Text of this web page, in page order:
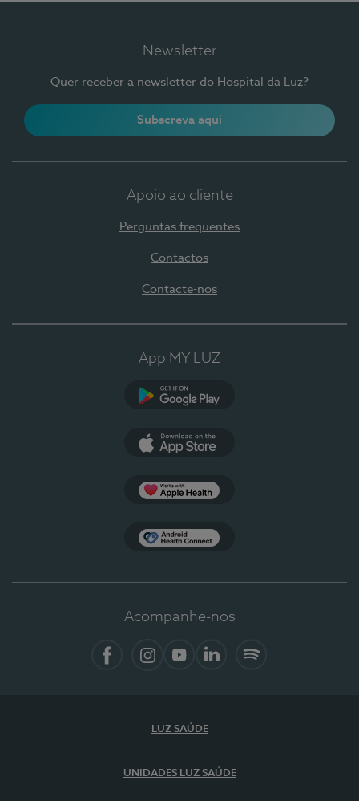
Newsletter
Quer receber a newsletter do Hospital da Luz?
Subscreva aqui
Apoio ao cliente
Perguntas frequentes
Contactos
Contacte-nos
App MY LUZ
Acompanhe-nos
LUZ SAÚDE
UNIDADES LUZ SAÚDE